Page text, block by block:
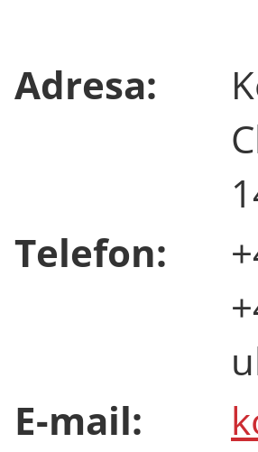
Adresa:
Telefon:
E-mail: